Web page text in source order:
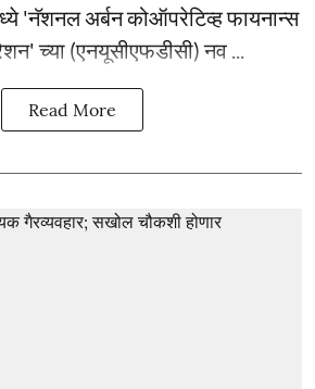
'नॅशनल अर्बन कोऑपरेटिव्ह फायनान्स
च्या (एनयूसीएफडीसी) नव ...
Read More